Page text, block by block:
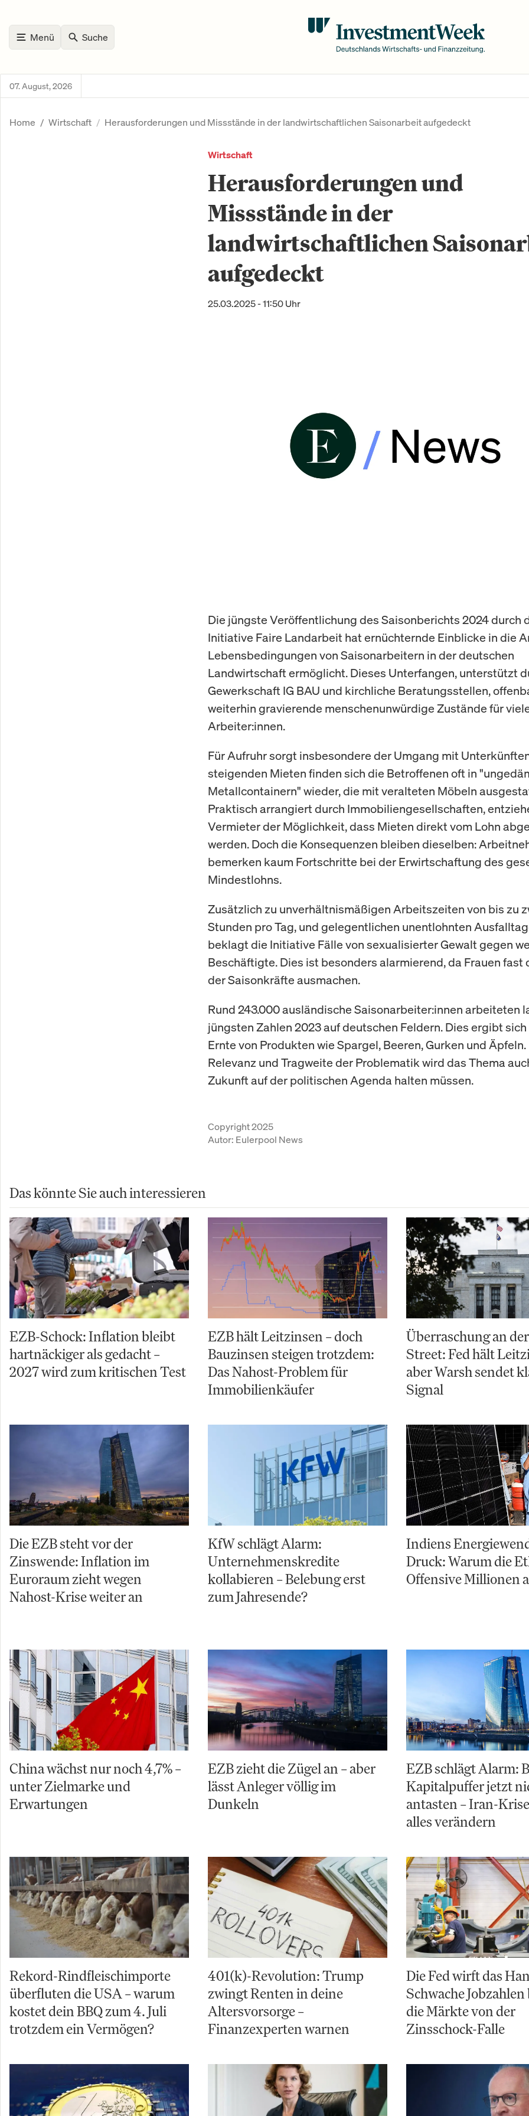
Menü Suche
07. August, 2026
Home Wirtschaft Herausforderungen und Missstände in der landwirtschaftlichen Saisonarbeit aufgedeckt
Wirtschaft
Herausforderungen und
Missstände in der
landwirtschaftlichen
aufgedeckt
25.03.2025 - 11:50 Uhr
Die jüngste Veröffentlichung des Saisonberichts 2024 durch
Initiative Faire Landarbeit hat ernüchternde Einblicke in die
Lebensbedingungen von Saisonarbeitern in der deutschen
Landwirtschaft ermöglicht. Dieses Unterfangen, unterstützt
Gewerkschaft IG BAU und kirchliche Beratungsstellen,
weiterhin gravierende menschenunwürdige Zustände für
Arbeiter:innen.
Für Aufruhr sorgt insbesondere der Umgang mit
steigenden Mieten finden sich die Betroffenen oft in
Metallcontainern" wieder, die mit veralteten Möbeln
Praktisch arrangiert durch Immobiliengesellschaften,
Vermieter der Möglichkeit, dass Mieten direkt vom Lohn
werden. Doch die Konsequenzen bleiben dieselben:
bemerken kaum Fortschritte bei der Erwirtschaftung des
Mindestlohns.
Zusätzlich zu unverhältnismäßigen Arbeitszeiten von bis zu
Stunden pro Tag, und gelegentlichen unentlohnten
beklagt die Initiative Fälle von sexualisierter Gewalt gegen
Beschäftigte. Dies ist besonders alarmierend, da Frauen fast
der Saisonkräfte ausmachen.
Rund 243.000 ausländische Saisonarbeiter:innen arbeiteten
jüngsten Zahlen 2023 auf deutschen Feldern. Dies ergibt
Ernte von Produkten wie Spargel, Beeren, Gurken und Äpfeln.
Relevanz und Tragweite der Problematik wird das Thema
Zukunft auf der politischen Agenda halten müssen.
Copyright 2025
Autor: Eulerpool News
Das könnte Sie auch interessieren
EZB-Schock: Inflation bleibt
hartnäckiger als gedacht –
2027 wird zum kritischen Test
EZB hält Leitzinsen – doch
Bauzinsen steigen trotzdem:
Das Nahost-Problem für
Immobilienkäufer
Überraschung an
Street: Fed hält
aber Warsh sendet
Signal
Die EZB steht vor der
Zinswende: Inflation im
Euroraum zieht wegen
Nahost-Krise weiter an
KfW schlägt Alarm:
Unternehmenskredite
kollabieren – Belebung erst
zum Jahresende?
Indiens
Druck: Warum die
Offensive Millionen
China wächst nur noch 4,7% –
unter Zielmarke und
Erwartungen
EZB zieht die Zügel an – aber
lässt Anleger völlig im
Dunkeln
EZB schlägt Alarm:
Kapitalpuffer jetzt
antasten – Iran-
alles verändern
Rekord-Rindfleischimporte
überfluten die USA – warum
kostet dein BBQ zum 4. Juli
trotzdem ein Vermögen?
401(k)-Revolution: Trump
zwingt Renten in deine
Altersvorsorge –
Finanzexperten warnen
Die Fed wirft das
Schwache
die Märkte von der
Zinsschock-Falle